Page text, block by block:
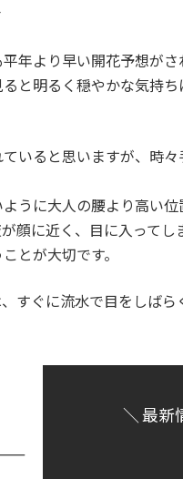
年より早い開花予想が
と明るく穏やかな気持ち
いると思いますが、時
うに大人の腰より高い
顔に近く、目に入ってし
とが大切です。
すぐに流水で目をしば
＼ 最新